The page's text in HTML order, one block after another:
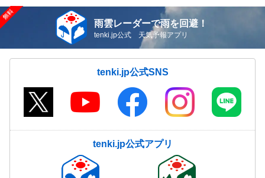
雨雲レーダーで雨を回避！
tenki.jp公式 天気予報アプリ
tenki.jp公式SNS
tenki.jp公式アプリ